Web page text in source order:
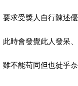
要求受獎人自行陳述
此時會發覺此人發呆
雖不能苟同但也徒乎